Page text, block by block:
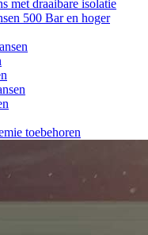
met draaibare isolatie
500 Bar en hoger
toebehoren